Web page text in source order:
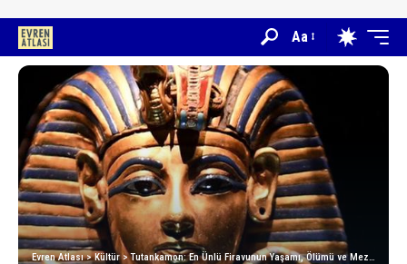
Aa
Evren Atlası>Kültür>Tutankamon: En Ünlü Firavunun Yaşamı, Ölümü ve Mezarı